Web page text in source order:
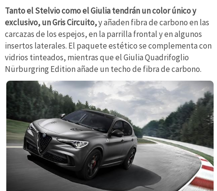
Tanto el Stelvio como el Giulia tendrán un color único y
exclusivo, un Gris Circuito,y añaden fibra de carbono en las
carcazas de los espejos, en la parrilla frontal y en algunos
insertos laterales. El paquete estético se complementa con
vidrios tinteados, mientras que el Giulia Quadrifoglio
Nürburgring Edition añade un techo de fibra de carbono.